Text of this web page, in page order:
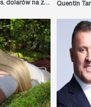
Lady Gaga przekazała 100 tys. dolarów na zdrowie psychiczne polskiej młodzieży